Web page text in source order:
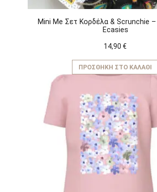
Mini Me Σετ Κορδέλα & Scrunchie
Ecasies
14,90 €
ΠΡΟΣΘΉΚΗ ΣΤΟ ΚΑΛΆΘΙ